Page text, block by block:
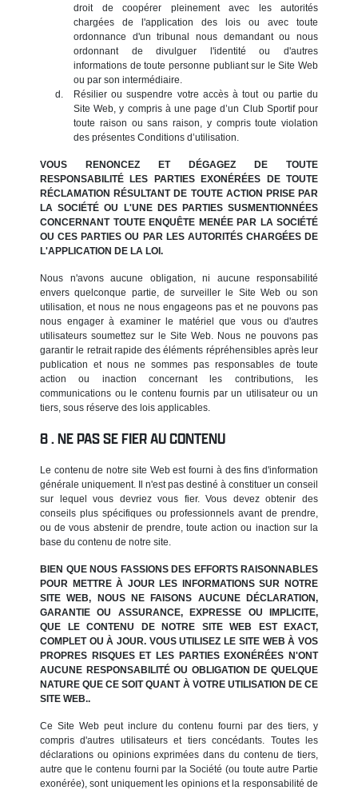
droit de coopérer pleinement avec les autorités
chargées de l'application des lois ou avec toute
ordonnance d'un tribunal nous demandant ou nous
ordonnant de divulguer l'identité ou d'autres
informations de toute personne publiant sur le Site Web
ou par son intermédiaire.
Résilier ou suspendre votre accès à tout ou partie du
Site Web, y compris à une page d’un Club Sportif pour
toute raison ou sans raison, y compris toute violation
des présentes Conditions d’utilisation.
VOUS RENONCEZ ET DÉGAGEZ DE TOUTE
RESPONSABILITÉ LES PARTIES EXONÉRÉES DE TOUTE
RÉCLAMATION RÉSULTANT DE TOUTE ACTION PRISE PAR
LA SOCIÉTÉ OU L'UNE DES PARTIES SUSMENTIONNÉES
CONCERNANT TOUTE ENQUÊTE MENÉE PAR LA SOCIÉTÉ
OU CES PARTIES OU PAR LES AUTORITÉS CHARGÉES DE
L'APPLICATION DE LA LOI.
Nous n'avons aucune obligation, ni aucune responsabilité
envers quelconque partie, de surveiller le Site Web ou son
utilisation, et nous ne nous engageons pas et ne pouvons pas
nous engager à examiner le matériel que vous ou d'autres
utilisateurs soumettez sur le Site Web. Nous ne pouvons pas
garantir le retrait rapide des éléments répréhensibles après leur
publication et nous ne sommes pas responsables de toute
action ou inaction concernant les contributions, les
communications ou le contenu fournis par un utilisateur ou un
tiers, sous réserve des lois applicables.
NE PAS SE FIER AU CONTENU
Le contenu de notre site Web est fourni à des fins d'information
générale uniquement. Il n'est pas destiné à constituer un conseil
sur lequel vous devriez vous fier. Vous devez obtenir des
conseils plus spécifiques ou professionnels avant de prendre,
ou de vous abstenir de prendre, toute action ou inaction sur la
base du contenu de notre site.
BIEN QUE NOUS FASSIONS DES EFFORTS RAISONNABLES
POUR METTRE À JOUR LES INFORMATIONS SUR NOTRE
SITE WEB, NOUS NE FAISONS AUCUNE DÉCLARATION,
GARANTIE OU ASSURANCE, EXPRESSE OU IMPLICITE,
QUE LE CONTENU DE NOTRE SITE WEB EST EXACT,
COMPLET OU À JOUR. VOUS UTILISEZ LE SITE WEB À VOS
PROPRES RISQUES ET LES PARTIES EXONÉRÉES N'ONT
AUCUNE RESPONSABILITÉ OU OBLIGATION DE QUELQUE
NATURE QUE CE SOIT QUANT À VOTRE UTILISATION DE CE
SITE WEB..
Ce Site Web peut inclure du contenu fourni par des tiers, y
compris d'autres utilisateurs et tiers concédants. Toutes les
déclarations ou opinions exprimées dans du contenu de tiers,
autre que le contenu fourni par la Société (ou toute autre Partie
exonérée), sont uniquement les opinions et la responsabilité de